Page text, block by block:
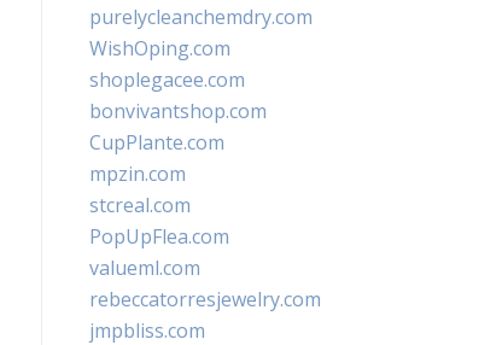
purelycleanchemdry.com
WishOping.com
shoplegacee.com
bonvivantshop.com
CupPlante.com
mpzin.com
stcreal.com
PopUpFlea.com
valueml.com
rebeccatorresjewelry.com
jmpbliss.com